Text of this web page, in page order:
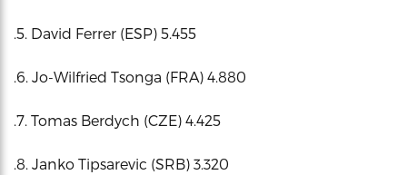
.5. David Ferrer (ESP) 5.455
.6. Jo-Wilfried Tsonga (FRA) 4.880
.7. Tomas Berdych (CZE) 4.425
.8. Janko Tipsarevic (SRB) 3.320